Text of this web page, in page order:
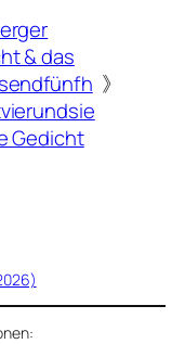
& das
Gedicht
》